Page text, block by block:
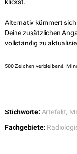
farbkodierten
siehe auch:Blooming-
klickst.
Alternativ kümmert
Deine zusätzlichen
vollständig zu
500 Zeichen verbleibend.
Stichworte: Artefakt,
Fachgebiete: